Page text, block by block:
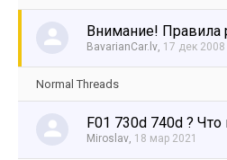
Внимание! Правила
BavarianCar.lv, 17 дек 2008
Normal Threads
F01 730d 740d ? Что
Miroslav, 18 мар 2021